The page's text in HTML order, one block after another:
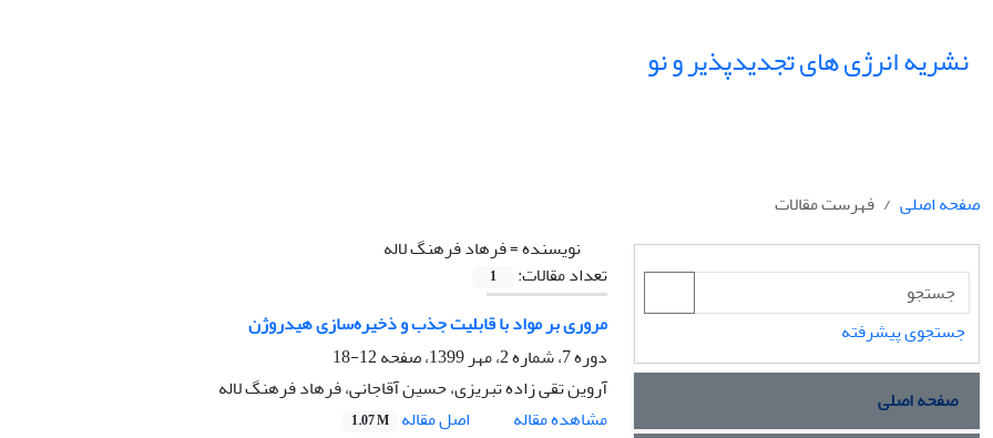
نشریه انرژی های تجدیدپذیر و نو
صفحه اصلی
فهرست مقالات
نویسنده =فرهاد فرهنگ لاله
تعداد مقالات:
1
مروری بر مواد با قابلیت جذب و ذخیره‌سازی هیدروژن
دوره 7، شماره 2، مهر 1399، صفحه
12-18
آروین تقی زاده تبریزی، حسین آقاجانی، فرهاد فرهنگ لاله
مشاهده مقاله
اصل مقاله 1.07 M
جستجوی پیشرفته
صفحه اصلی